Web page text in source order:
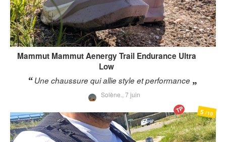
Mammut Mammut Aenergy Trail Endurance Ultra
Low
Une chaussure qui allie style et performance
Solène., 7 juin
5/10
TP